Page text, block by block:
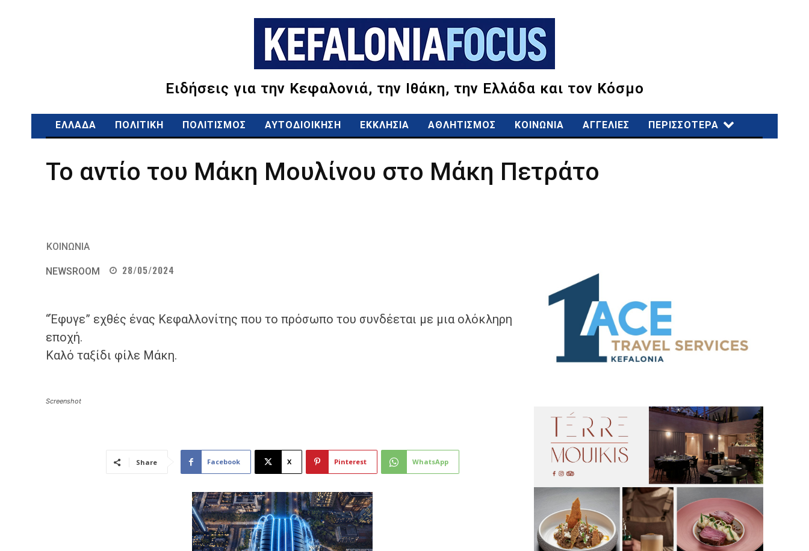
Ειδήσεις για την Κεφαλονιά, την Ιθάκη, την Ελλάδα και τον Κόσμο
ΕΛΛΑΔΑ ΠΟΛΙΤΙΚΗ ΠΟΛΙΤΙΣΜΟΣ ΑΥΤΟΔΙΟΙΚΗΣΗ ΕΚΚΛΗΣΙΑ ΑΘΛΗΤΙΣΜΟΣ ΚΟΙΝΩΝΙΑ ΑΓΓΕΛΙΕΣ ΠΕΡΙΣΣΟΤΕΡΑ
Το αντίο του Μάκη Μουλίνου στο Μάκη Πετράτο
ΚΟΙΝΩΝΙΑ
NEWSROOM 28/05/2024
“Έφυγε” εχθές ένας Κεφαλλονίτης που το πρόσωπο του συνδέεται με μια ολόκληρη
εποχή.
Καλό ταξίδι φίλε Μάκη.
Screenshot
Share Facebook X Pinterest WhatsApp